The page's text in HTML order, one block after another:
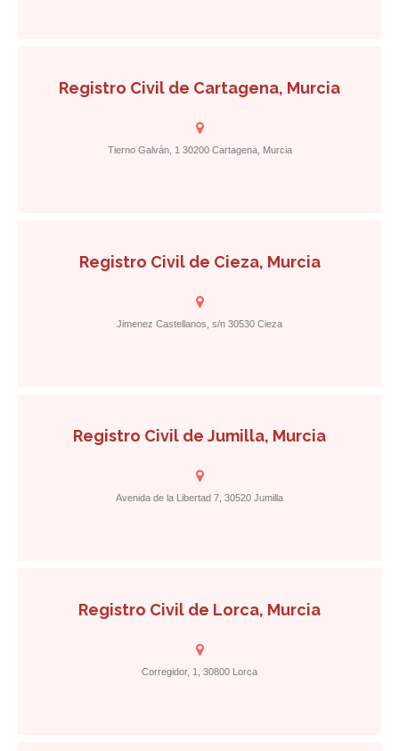
Registro Civil de Cartagena, Murcia
Tierno Galván, 1 30200 Cartagena, Murcia
Registro Civil de Cieza, Murcia
Jimenez Castellanos, s/n 30530 Cieza
Registro Civil de Jumilla, Murcia
Avenida de la Libertad 7, 30520 Jumilla
Registro Civil de Lorca, Murcia
Corregidor, 1, 30800 Lorca